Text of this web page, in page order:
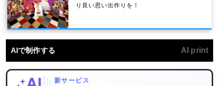
り良い思い出作りを！
AIで制作する AI print
新サービス